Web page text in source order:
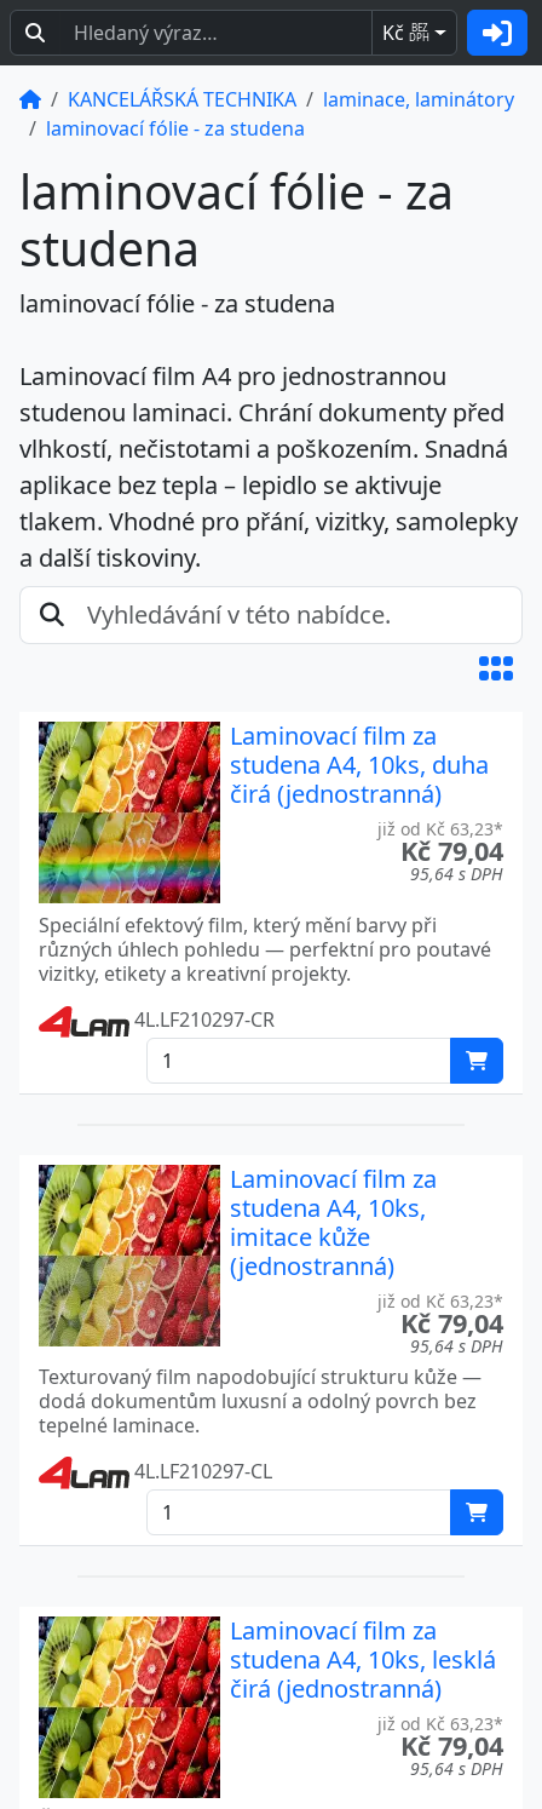
Kč BEZ
DPH
KANCELÁŘSKÁ TECHNIKA
laminace, laminátory
laminovací fólie - za studena
laminovací fólie - za
studena
laminovací fólie - za studena
Laminovací film A4 pro jednostrannou
studenou laminaci. Chrání dokumenty před
vlhkostí, nečistotami a poškozením. Snadná
aplikace bez tepla – lepidlo se aktivuje
tlakem. Vhodné pro přání, vizitky, samolepky
a další tiskoviny.
Laminovací film za
studena A4, 10ks, duha
čirá (jednostranná)
již od Kč 63,23*
Kč 79,04
95,64 s DPH
Speciální efektový film, který mění barvy při
různých úhlech pohledu — perfektní pro poutavé
vizitky, etikety a kreativní projekty.
4L.LF210297-CR
Laminovací film za
studena A4, 10ks,
imitace kůže
(jednostranná)
již od Kč 63,23*
Kč 79,04
95,64 s DPH
Texturovaný film napodobující strukturu kůže —
dodá dokumentům luxusní a odolný povrch bez
tepelné laminace.
4L.LF210297-CL
Laminovací film za
studena A4, 10ks, lesklá
čirá (jednostranná)
již od Kč 63,23*
Kč 79,04
95,64 s DPH